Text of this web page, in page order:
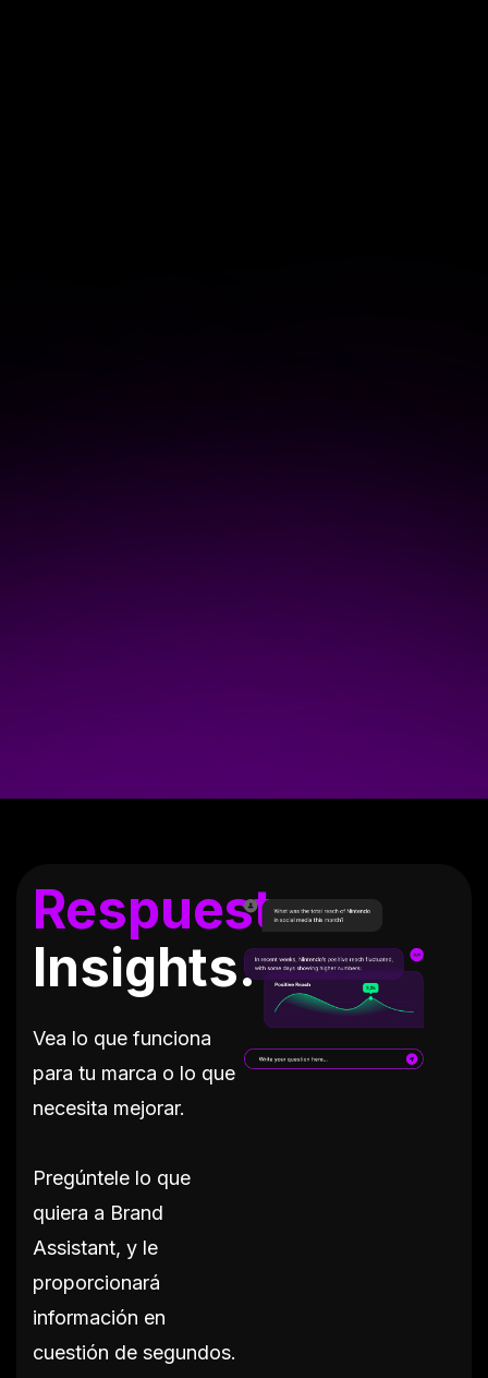
Respuesta
Insights.
Vea lo que funciona
para tu marca o lo que
necesita mejorar.
Pregúntele lo que
quiera a Brand
Assistant, y le
proporcionará
información en
cuestión de segundos.